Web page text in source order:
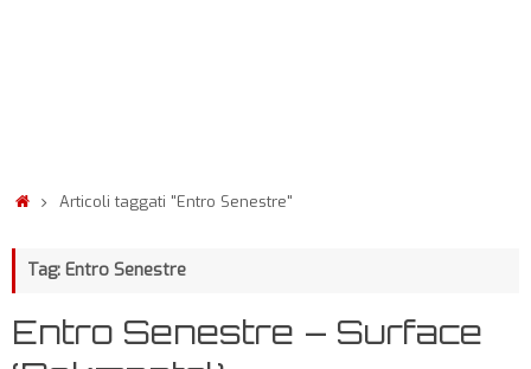
Articoli taggati "Entro Senestre"
Tag: Entro Senestre
Entro Senestre – Surface